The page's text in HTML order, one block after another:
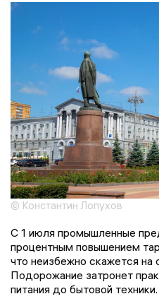
© Константин Лопухов
С 1 июля промышленные
процентным повышением
что неизбежно скажется на
Подорожание затронет
питания до бытовой техники.